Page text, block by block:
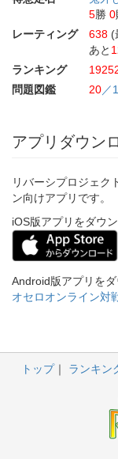
5勝 0
レーティング
638 (
あと
ランキング
問題図鑑
20／
アプリダウン
リバーシプロジェク
ン向けアプリです。
iOS版アプリをダウ
Android版アプリを
オセロオンライン対
トップ ランキン